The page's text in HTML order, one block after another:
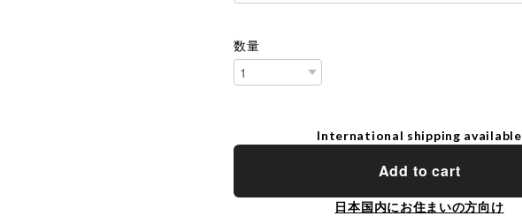
数量
International shipping available
Add to cart
日本国内にお住まいの方向け